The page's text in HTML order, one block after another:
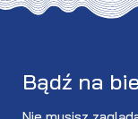
Bądź na